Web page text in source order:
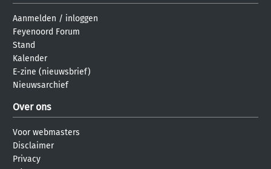
Aanmelden / inloggen
Feyenoord Forum
Stand
Kalender
E-zine (nieuwsbrief)
Nieuwsarchief
Over ons
Voor webmasters
Disclaimer
Privacy